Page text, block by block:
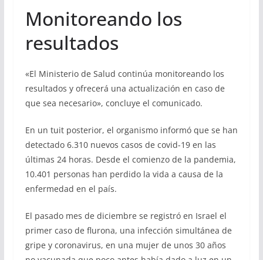
Monitoreando los
resultados
«El Ministerio de Salud continúa monitoreando los
resultados y ofrecerá una actualización en caso de
que sea necesario», concluye el comunicado.
En un tuit posterior, el organismo informó que se han
detectado 6.310 nuevos casos de covid-19 en las
últimas 24 horas. Desde el comienzo de la pandemia,
10.401 personas han perdido la vida a causa de la
enfermedad en el país.
El pasado mes de diciembre se registró en Israel el
primer caso de flurona, una infección simultánea de
gripe y coronavirus, en una mujer de unos 30 años